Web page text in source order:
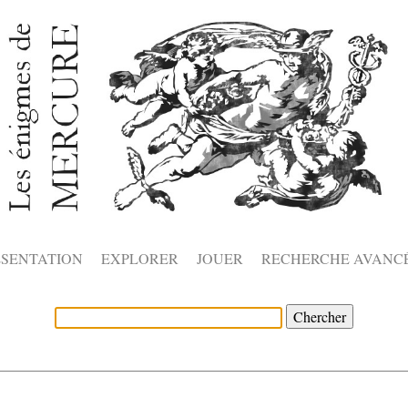
EXPLORER JOUER RECHERCHE